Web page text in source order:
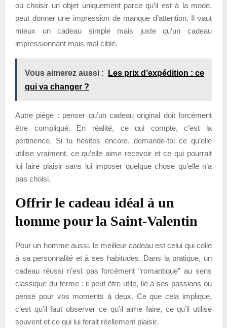
ou choisir un objet uniquement parce qu’il est à la mode,
peut donner une impression de manque d’attention. Il vaut
mieux un cadeau simple mais juste qu’un cadeau
impressionnant mais mal ciblé.
Vous aimerez aussi :
Les prix d’expédition : ce
qui va changer ?
Autre piège : penser qu’un cadeau original doit forcément
être compliqué. En réalité, ce qui compte, c’est la
pertinence. Si tu hésites encore, demande-toi ce qu’elle
utilise vraiment, ce qu’elle aime recevoir et ce qui pourrait
lui faire plaisir sans lui imposer quelque chose qu’elle n’a
pas choisi.
Offrir le cadeau idéal à un
homme pour la Saint-Valentin
Pour un homme aussi, le meilleur cadeau est celui qui colle
à sa personnalité et à ses habitudes. Dans la pratique, un
cadeau réussi n’est pas forcément “romantique” au sens
classique du terme : il peut être utile, lié à ses passions ou
pensé pour vos moments à deux. Ce que cela implique,
c’est qu’il faut observer ce qu’il aime faire, ce qu’il utilise
souvent et ce qui lui ferait réellement plaisir.